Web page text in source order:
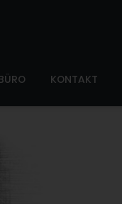
KONTAKT